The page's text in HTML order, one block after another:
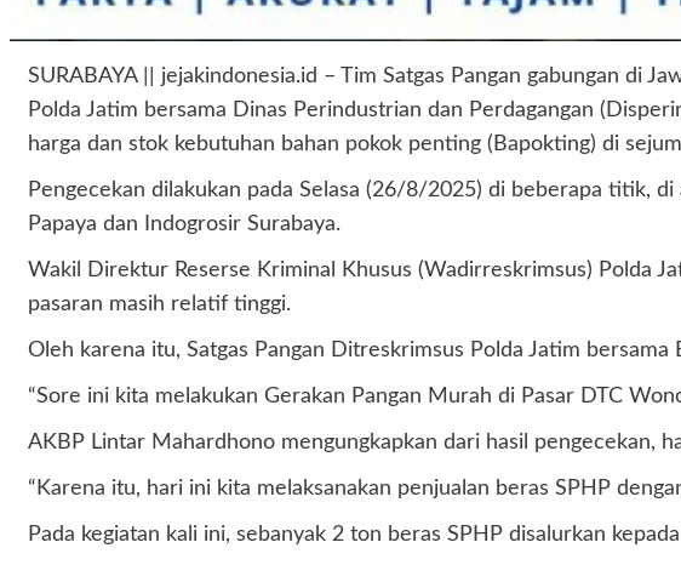
SURABAYA || jejakindonesia.id – Tim Satgas Pangan gabungan di
Polda Jatim bersama Dinas Perindustrian dan Perdagangan
harga dan stok kebutuhan bahan pokok penting (Bapokting) di
Pengecekan dilakukan pada Selasa (26/8/2025) di beberapa titik,
Papaya dan Indogrosir Surabaya.
Wakil Direktur Reserse Kriminal Khusus (Wadirreskrimsus) Polda
pasaran masih relatif tinggi.
Oleh karena itu, Satgas Pangan Ditreskrimsus Polda Jatim
“Sore ini kita melakukan Gerakan Pangan Murah di Pasar DTC
AKBP Lintar Mahardhono mengungkapkan dari hasil pengecekan,
“Karena itu, hari ini kita melaksanakan penjualan beras SPHP
Pada kegiatan kali ini, sebanyak 2 ton beras SPHP disalurkan